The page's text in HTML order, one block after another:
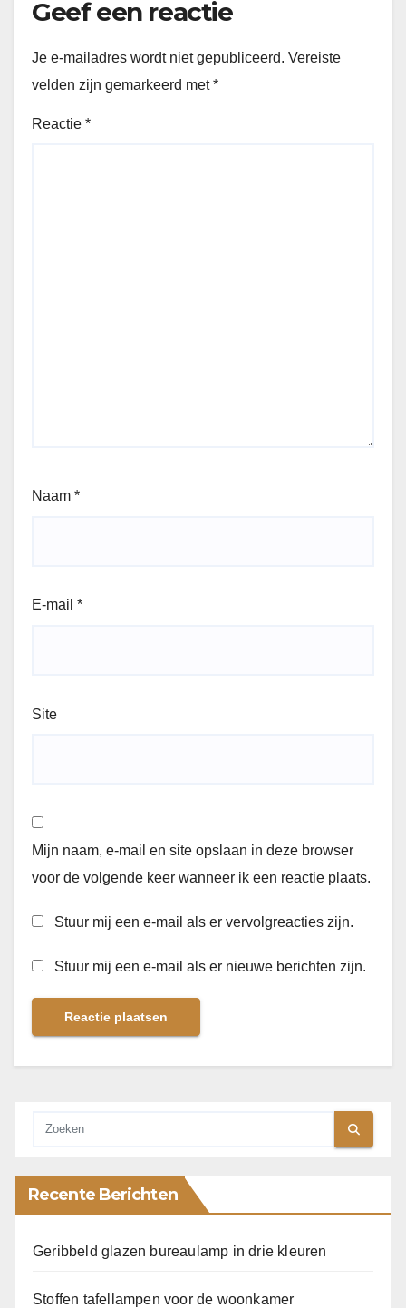
Geef een reactie
Je e-mailadres wordt niet gepubliceerd. Vereiste
velden zijn gemarkeerd met*
Reactie *
Naam *
E-mail *
Site
Mijn naam, e-mail en site opslaan in deze browser
voor de volgende keer wanneer ik een reactie plaats.
Stuur mij een e-mail als er vervolgreacties zijn.
Stuur mij een e-mail als er nieuwe berichten zijn.
Recente Berichten
Geribbeld glazen bureaulamp in drie kleuren
Stoffen tafellampen voor de woonkamer